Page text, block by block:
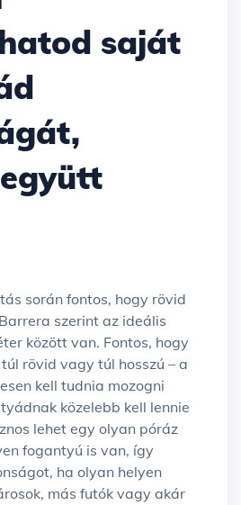
saját
során fontos, hogy rövid
szerint az ideális
között van. Fontos, hogy
rövid vagy túl hosszú – a
kell tudnia mozogni
közelebb kell lennie
lehet egy olyan póráz
fogantyú is van, így
ha olyan helyen
más futók vagy akár